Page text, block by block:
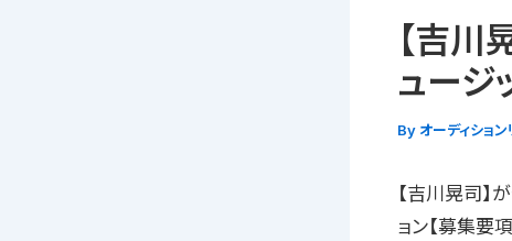
【吉
ュージ
By オーディショ
【吉川晃司】
ョン【募集要項